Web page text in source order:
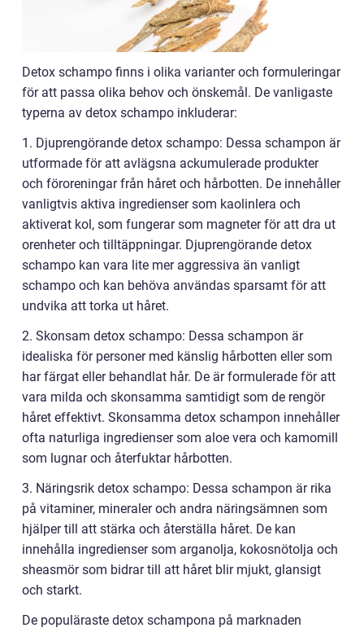
Detox schampo finns i olika varianter och formuleringar
för att passa olika behov och önskemål. De vanligaste
typerna av detox schampo inkluderar:
1. Djuprengörande detox schampo: Dessa schampon är
utformade för att avlägsna ackumulerade produkter
och föroreningar från håret och hårbotten. De innehåller
vanligtvis aktiva ingredienser som kaolinlera och
aktiverat kol, som fungerar som magneter för att dra ut
orenheter och tilltäppningar. Djuprengörande detox
schampo kan vara lite mer aggressiva än vanligt
schampo och kan behöva användas sparsamt för att
undvika att torka ut håret.
2. Skonsam detox schampo: Dessa schampon är
idealiska för personer med känslig hårbotten eller som
har färgat eller behandlat hår. De är formulerade för att
vara milda och skonsamma samtidigt som de rengör
håret effektivt. Skonsamma detox schampon innehåller
ofta naturliga ingredienser som aloe vera och kamomill
som lugnar och återfuktar hårbotten.
3. Näringsrik detox schampo: Dessa schampon är rika
på vitaminer, mineraler och andra näringsämnen som
hjälper till att stärka och återställa håret. De kan
innehålla ingredienser som arganolja, kokosnötolja och
sheasmör som bidrar till att håret blir mjukt, glansigt
och starkt.
De populäraste detox schampona på marknaden